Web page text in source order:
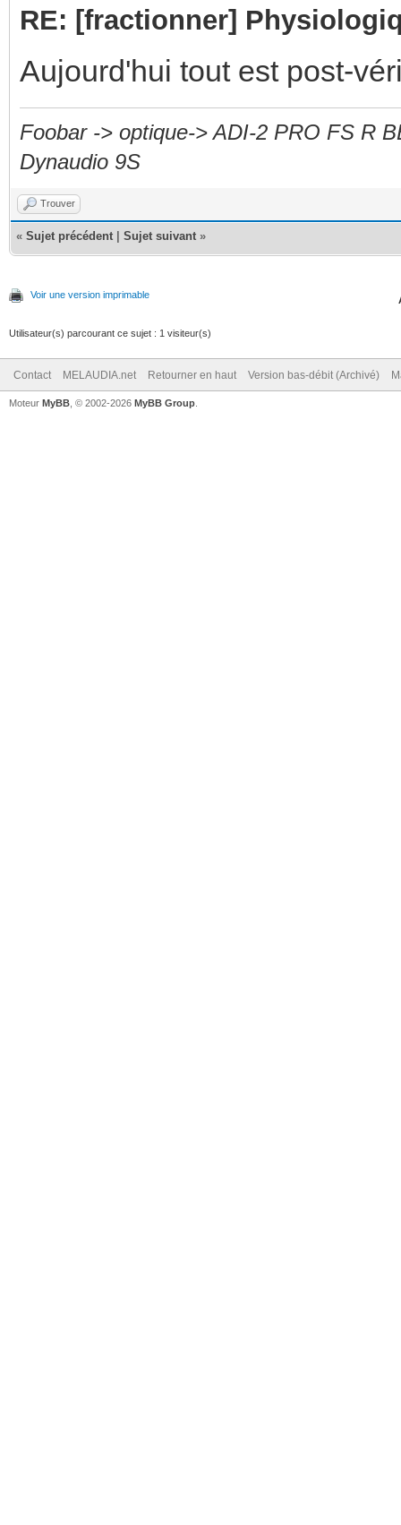
RE: [fractionner]
Aujourd'hui tout est post-
Foobar -> optique-> ADI-2 PRO FS R
Dynaudio 9S
Trouver
« Sujet précédent Sujet suivant »
Voir une version imprimable
Utilisateur(s) parcourant ce sujet : 1 visiteur(s)
Contact MELAUDIA.net Retourner en haut Version bas-débit (Archivé)
Moteur MyBB , © 2002-2026 MyBB Group